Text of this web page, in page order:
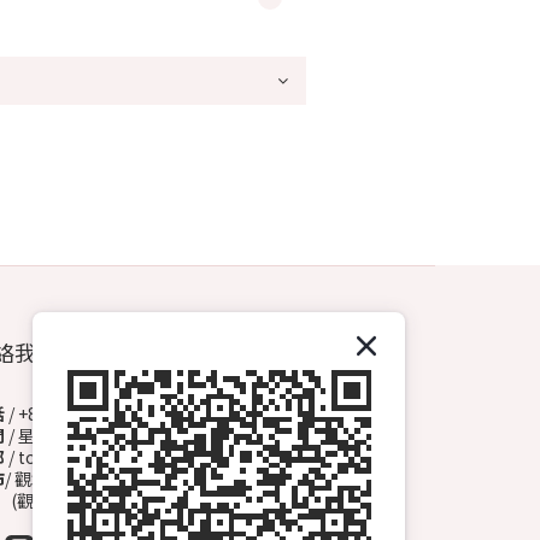
我們
/ +852 6572 3153（Whatsapp）
/ 星期一至日 13:00-00:00
/ topdrawhkcs@gmail.com
/ 觀塘開源道72號溢財中心地下A2舖
B1出口, 轉右天橋底)